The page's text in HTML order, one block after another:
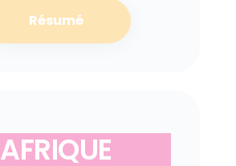
Résumé
AFRIQUE